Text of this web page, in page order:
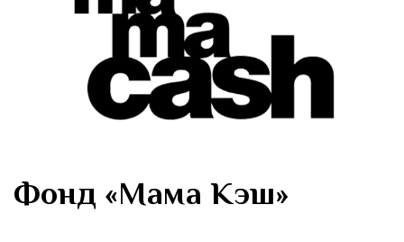
Фонд «Мама Кэш»